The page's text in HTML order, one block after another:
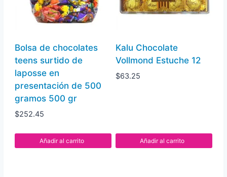
Bolsa de chocolates
teens surtido de
laposse en
presentación de 500
gramos 500 gr
$252.45
Añadir al carrito
Kalu Chocolate
Vollmond Estuche 12
$63.25
Añadir al carrito